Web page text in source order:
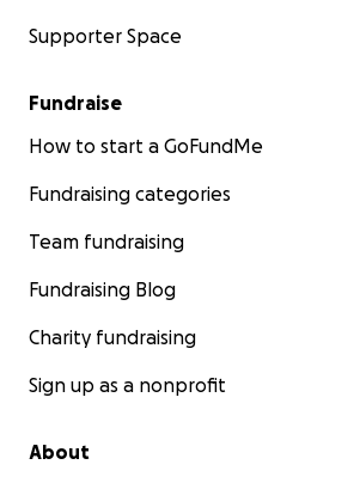
Supporter Space
Fundraise
How to start a GoFundMe
Fundraising categories
Team fundraising
Fundraising Blog
Charity fundraising
Sign up as a nonprofit
About